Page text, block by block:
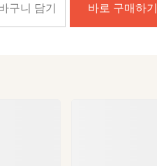
구니 담기 바로 구매하기